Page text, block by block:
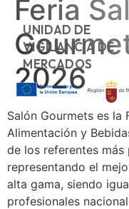
UNIDAD DE
VIGILANCIA DE
MERCADOS
Feria
2026
Salón Gourmets es la
Alimentación y
de los referentes
representando el
alta gama, siendo
profesionales